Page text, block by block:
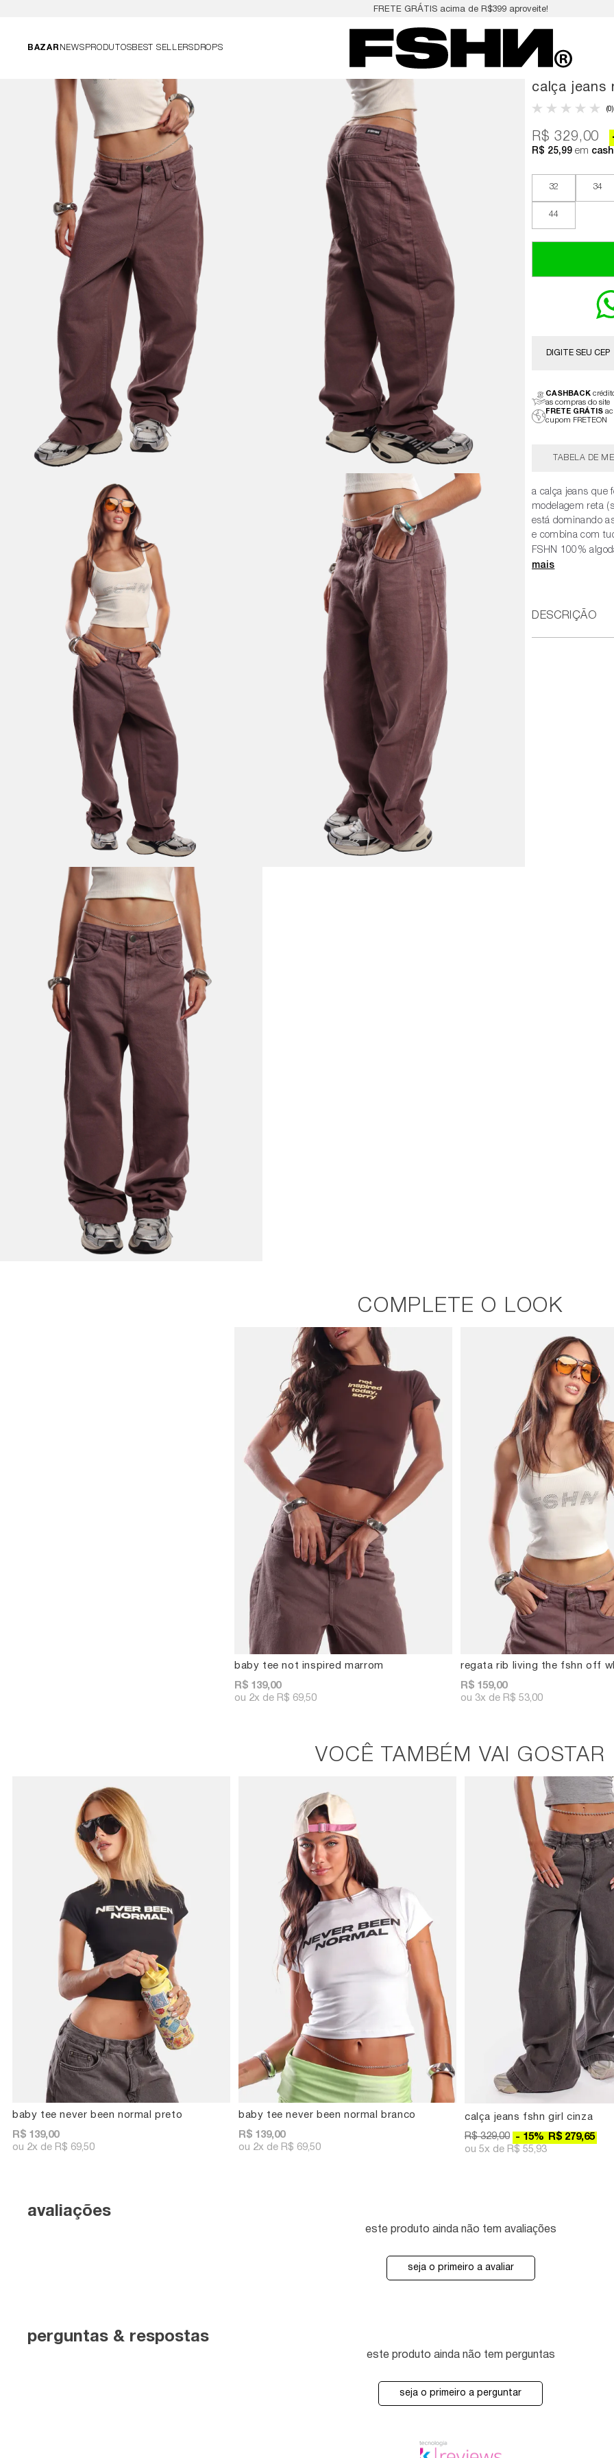
FRETE GRÁTIS acima de R$399 aproveite!
BAZAR NEWSPRODUTOSBEST SELLERSDROPS
calça jeans
(0)
R$ 329,00
R$ 25,99 em
32 34
44
CASHBACK
as compras do site
FRETE GRÁTIS
cupom FRETEON
TABELA DE
a calça jeans que
modelagem reta
está dominando
e combina com
FSHN 100%
DESCRIÇÃO
COMPLETE O LOOK
baby tee not inspired marrom
R$ 139,00
2x R$ 69,50
regata rib living the fshn off
R$ 159,00
3x R$ 53,00
VOCÊ TAMBÉM VAI GOSTAR
baby tee never been normal preto
R$ 139,00
2x R$ 69,50
baby tee never been normal branco
R$ 139,00
2x R$ 69,50
calça jeans fshn girl cinza
R$ 329,00
R$ 279,65
15%
5x R$ 55,93
avaliações
este produto ainda não tem avaliações
seja o primeiro a avaliar
perguntas & respostas
este produto ainda não tem perguntas
seja o primeiro a perguntar